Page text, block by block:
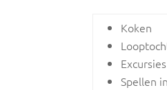
Koken
Excursies
Spellen